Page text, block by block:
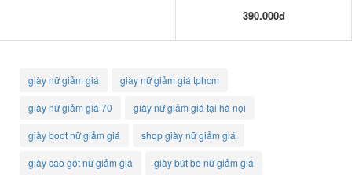
390.000đ
giày nữ giảm giá giày nữ giảm giá tphcm
giày nữ giảm giá 70 giày nữ giảm giá tại hà nội
giày boot nữ giảm giá shop giày nữ giảm giá
giày cao gót nữ giảm giá giày bút be nữ giảm giá